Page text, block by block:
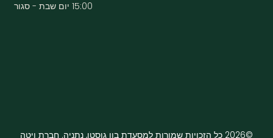
©2026 כל הזכויות שמורות למסעדת בון גוסטו, נתניה. חברת ויטה